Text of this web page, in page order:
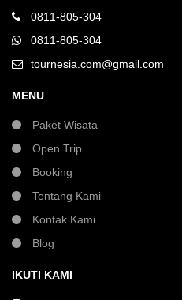
0811-805-304
0811-805-304
tournesia.com@gmail.com
MENU
Paket Wisata
Open Trip
Booking
Tentang Kami
Kontak Kami
Blog
IKUTI KAMI